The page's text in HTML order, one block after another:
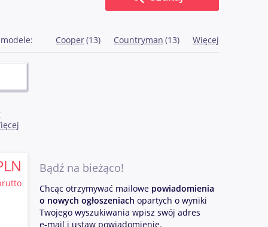
Cooper(13) Countryman (13) Więcej
Bądź na bieżąco!
Chcąc otrzymywać mailowe powiadomienia
o nowych ogłoszeniach opartych o wyniki
Twojego wyszukiwania wpisz swój adres
e-mail i ustaw powiadomienie.